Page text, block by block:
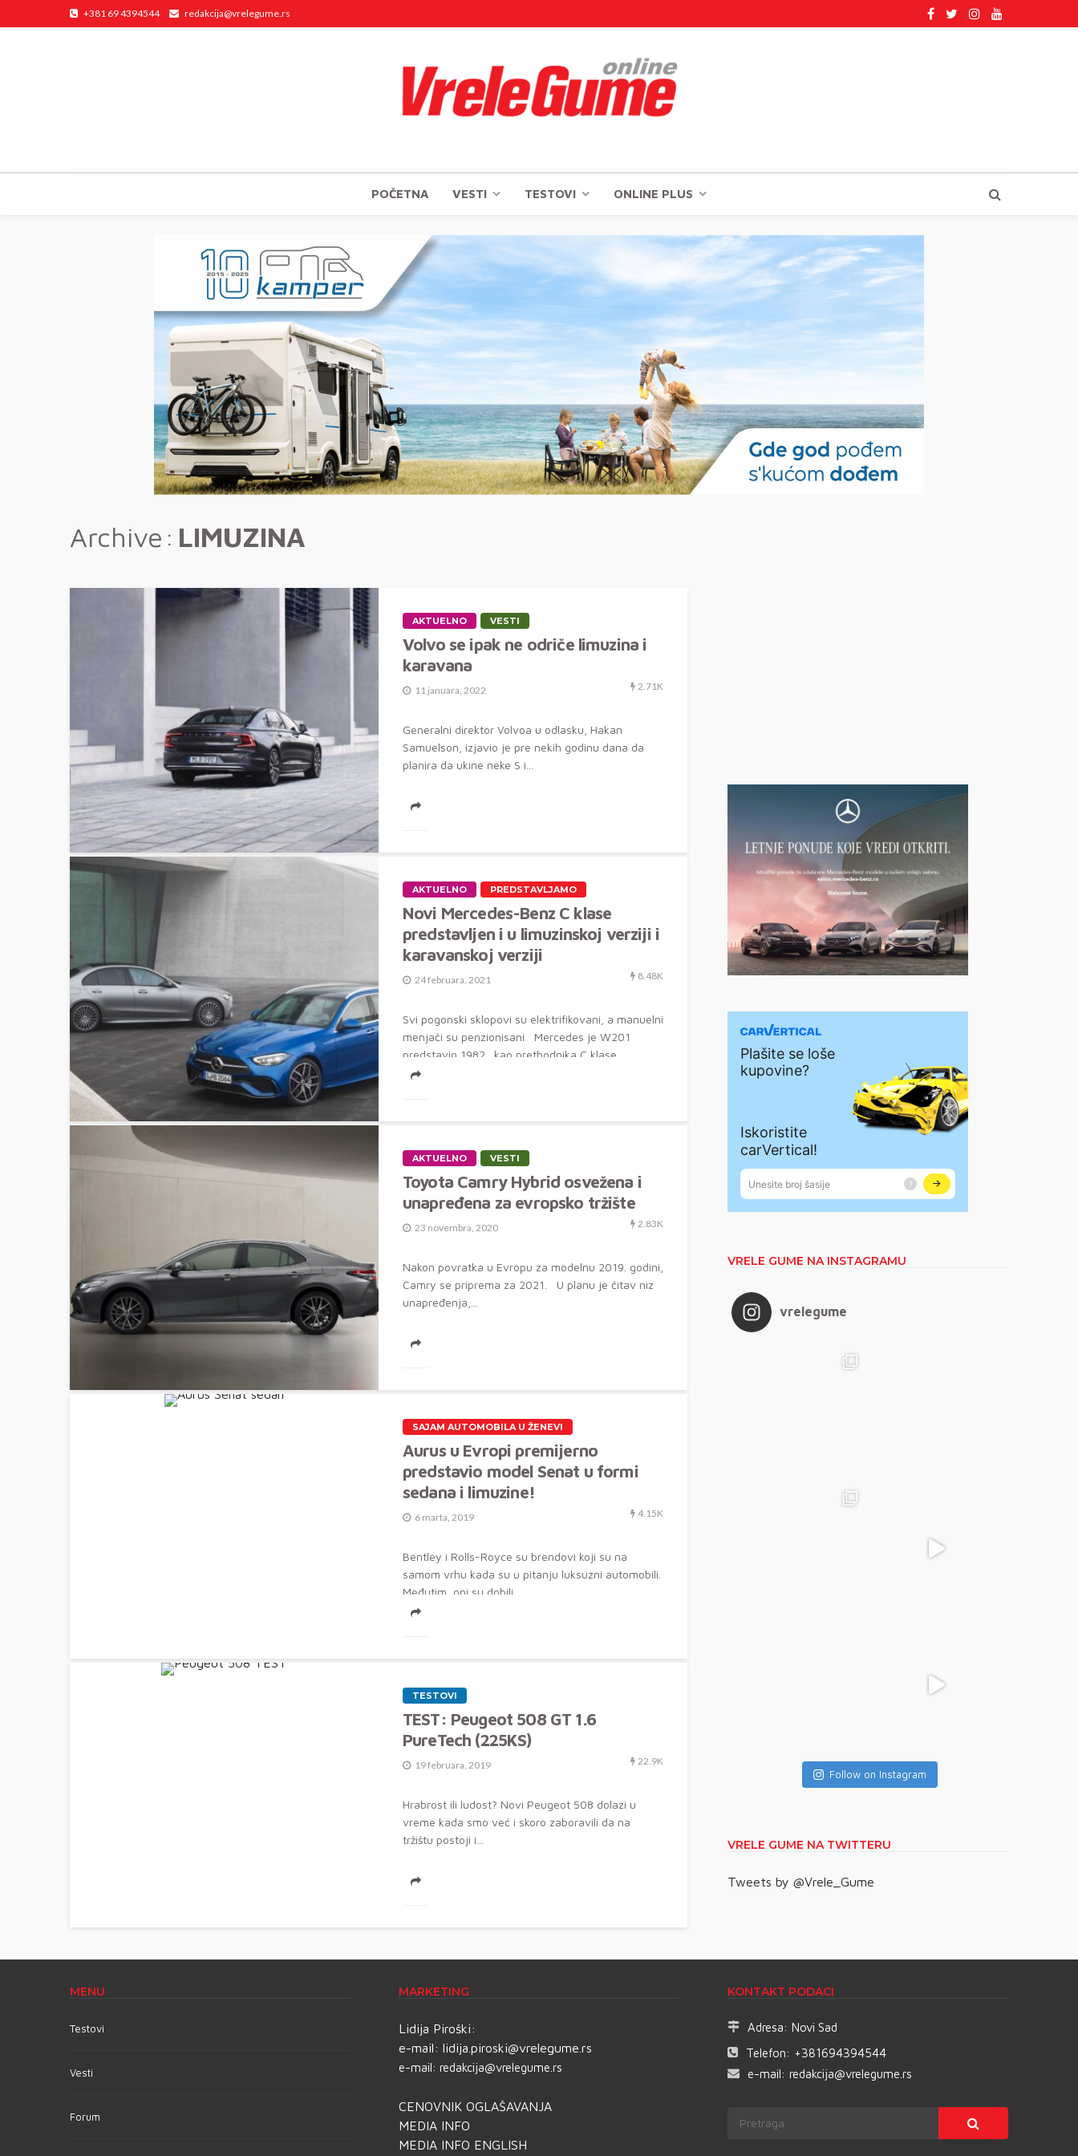
+381 69 4394544 redakcija@vrelegume.rs
POČETNA VESTI TESTOVI ONLINE PLUS
Archive LIMUZINA
AKTUELNO VESTI
Volvo se ipak ne odriče limuzina i
karavana
11 januara, 2022 2.71K
Generalni direktor Volvoa u odlasku, Hakan
Samuelson, izjavio je pre nekih godinu dana da
planira da ukine neke S i...
AKTUELNO PREDSTAVLJAMO
Novi Mercedes-Benz C klase
predstavljen i u limuzinskoj verziji i
karavanskoj verziji
24 februara, 2021 8.48K
Svi pogonski sklopovi su elektrifikovani, a manuelni
menjači su penzionisani Mercedes je W201
predstavio 1982., kao prethodnika C klase,...
AKTUELNO VESTI
Toyota Camry Hybrid osvežena i
unapređena za evropsko tržište
23 novembra, 2020 2.83K
Nakon povratka u Evropu za modelnu 2019. godini,
Camry se priprema za 2021. U planu je čitav niz
unapređenja,...
SAJAM AUTOMOBILA U ŽENEVI
Aurus u Evropi premijerno
predstavio model Senat u formi
sedana i limuzine!
6 marta, 2019 4.15K
Bentley i Rolls-Royce su brendovi koji su na
samom vrhu kada su u pitanju luksuzni automobili.
Međutim, oni su dobili...
TESTOVI
TEST: Peugeot 508 GT 1.6
PureTech (225KS)
19 februara, 2019 22.9K
Hrabrost ili ludost? Novi Peugeot 508 dolazi u
vreme kada smo već i skoro zaboravili da na
tržištu postoji i...
VRELE GUME NA INSTAGRAMU
vrelegume
Follow on Instagram
VRELE GUME NA TWITTERU
Tweets by @Vrele_Gume
MENU
Testovi
Vesti
Forum
MARKETING
Lidija Piroški:
e-mail: lidija.piroski@vrelegume.rs
e-mail: redakcija@vrelegume.rs
CENOVNIK OGLAŠAVANJA
MEDIA INFO
MEDIA INFO ENGLISH
KONTAKT PODACI
Adresa: Novi Sad
Telefon: +381694394544
e-mail: redakcija@vrelegume.rs